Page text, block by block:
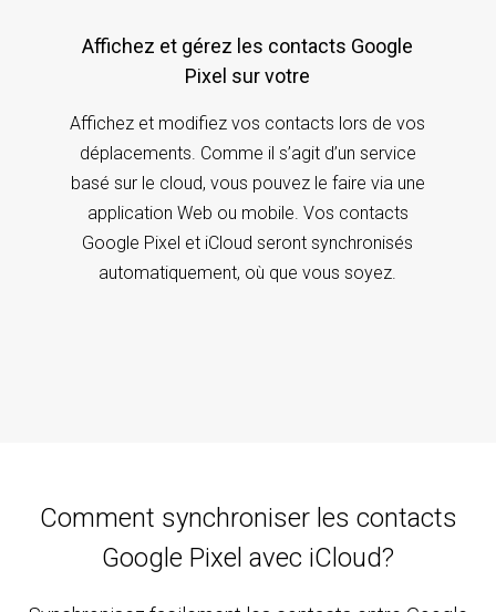
Affichez et gérez les contacts Google
Pixel sur votre
Affichez et modifiez vos contacts lors de vos
déplacements. Comme il s’agit d’un service
basé sur le cloud, vous pouvez le faire via une
application Web ou mobile. Vos contacts
Google Pixel et iCloud seront synchronisés
automatiquement, où que vous soyez.
Comment synchroniser les contacts
Google Pixel avec iCloud?